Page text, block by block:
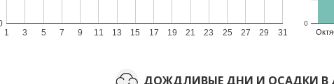
1 3 5 7 9 11 13 15 17 19 21 23 25 27 29 31
0
ДОЖДЛИВЫЕ ДНИ И ОСАДКИ В